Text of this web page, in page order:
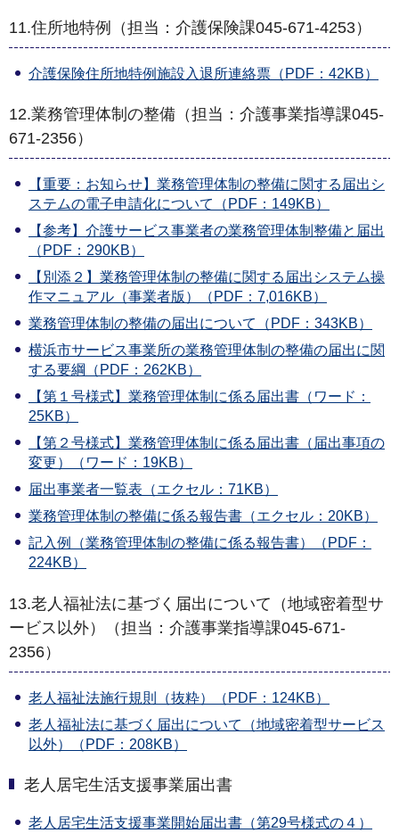
11.住所地特例（担当：介護保険課045-671-4253）
介護保険住所地特例施設入退所連絡票（PDF：42KB）
12.業務管理体制の整備（担当：介護事業指導課045-
671-2356）
【重要：お知らせ】業務管理体制の整備に関する届出シ
ステムの電子申請化について（PDF：149KB）
【参考】介護サービス事業者の業務管理体制整備と届出
（PDF：290KB）
【別添２】業務管理体制の整備に関する届出システム操
作マニュアル（事業者版）（PDF：7,016KB）
業務管理体制の整備の届出について（PDF：343KB）
横浜市サービス事業所の業務管理体制の整備の届出に関
する要綱（PDF：262KB）
【第１号様式】業務管理体制に係る届出書（ワード：
25KB）
【第２号様式】業務管理体制に係る届出書（届出事項の
変更）（ワード：19KB）
届出事業者一覧表（エクセル：71KB）
業務管理体制の整備に係る報告書（エクセル：20KB）
記入例（業務管理体制の整備に係る報告書）（PDF：
224KB）
13.老人福祉法に基づく届出について（地域密着型サ
ービス以外）（担当：介護事業指導課045-671-
2356）
老人福祉法施行規則（抜粋）（PDF：124KB）
老人福祉法に基づく届出について（地域密着型サービス
以外）（PDF：208KB）
老人居宅生活支援事業届出書
老人居宅生活支援事業開始届出書（第29号様式の４）